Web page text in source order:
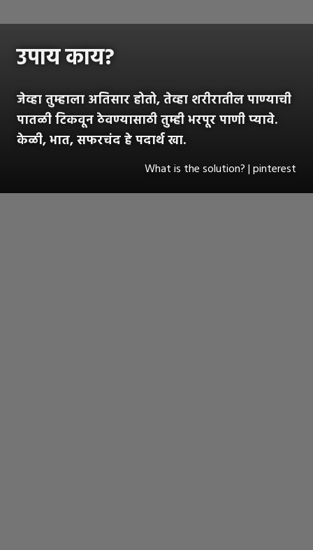
उपाय काय?
जेव्हा तुम्हाला अतिसार होतो, तेव्हा शरीरातील पाण्याची
पातळी टिकवून ठेवण्यासाठी तुम्ही भरपूर पाणी प्यावे.
केळी, भात, सफरचंद हे पदार्थ खा.
What is the solution? | pinterest